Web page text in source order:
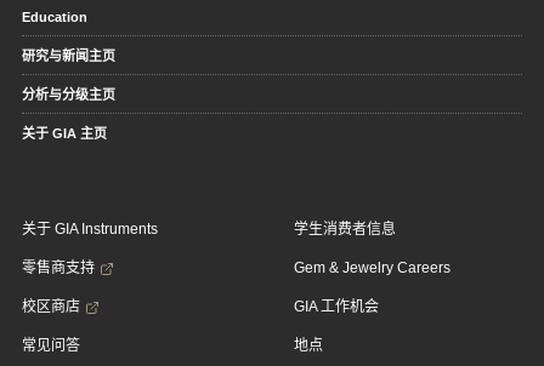
Education
研究与新闻主页
分析与分级主页
关于 GIA 主页
关于 GIA Instruments
零售商支持
校区商店
常见问答
学生消费者信息
Gem & Jewelry Careers
GIA 工作机会
地点